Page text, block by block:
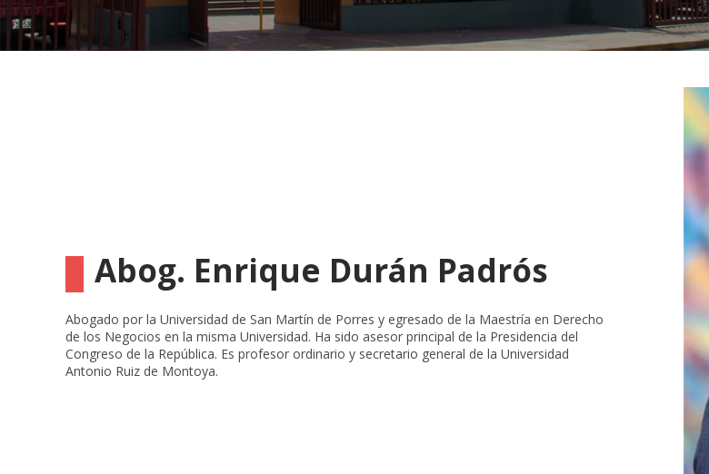
Abog. Enrique Durán Padrós
Abogado por la Universidad de San Martín de Porres y egresado de la Maestría en Derecho
de los Negocios en la misma Universidad. Ha sido asesor principal de la Presidencia del
Congreso de la República. Es profesor ordinario y secretario general de la Universidad
Antonio Ruiz de Montoya.